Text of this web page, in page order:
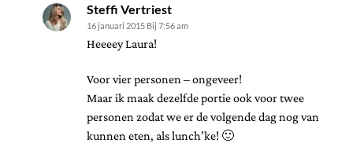
Steffi Vertriest
16 januari 2015 Bij 7:56 am
Heeeey Laura!
Voor vier personen – ongeveer!
Maar ik maak dezelfde portie ook voor twee
personen zodat we er de volgende dag nog van
kunnen eten, als lunch’ke! 🙂